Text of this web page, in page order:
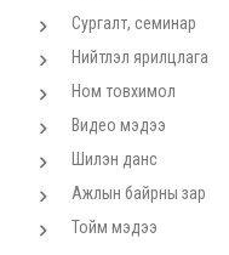
Сургалт, семинар
Нийтлэл ярилцлага
Ном товхимол
Видео мэдээ
Шилэн данс
Ажлын байрны зар
Тойм мэдээ